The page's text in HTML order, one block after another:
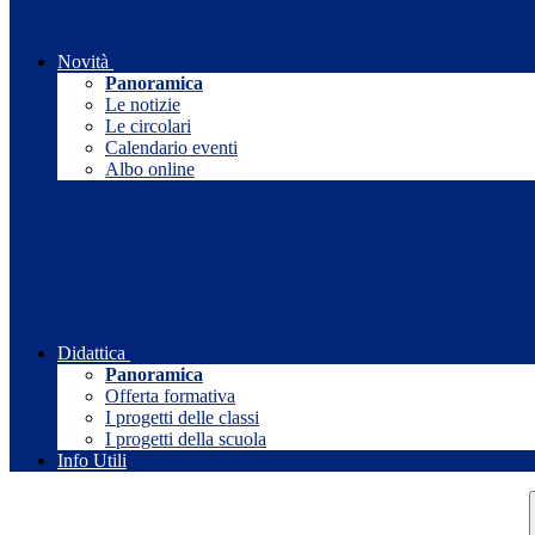
Novità
Panoramica
Le notizie
Le circolari
Calendario eventi
Albo online
Didattica
Panoramica
Offerta formativa
I progetti delle classi
I progetti della scuola
Info Utili